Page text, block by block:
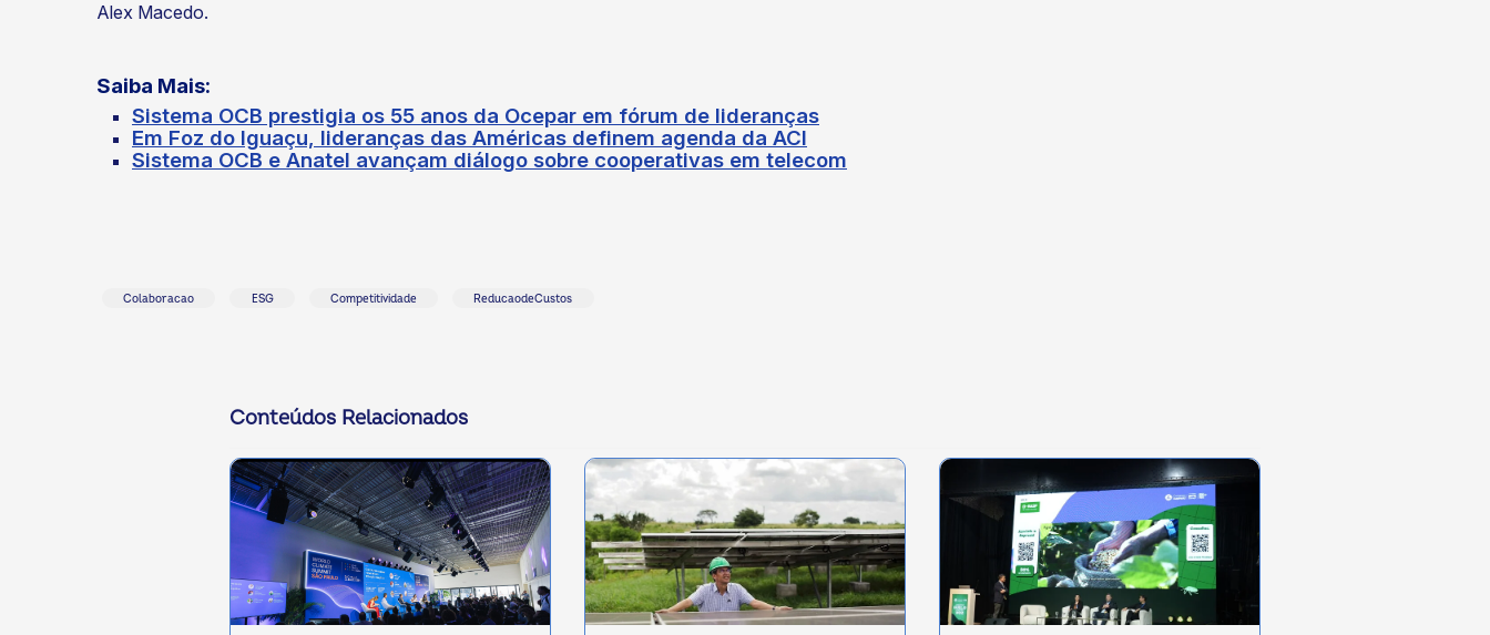
Alex Macedo.
Saiba Mais:
Sistema OCB prestigia os 55 anos da Ocepar em fórum de lideranças
Em Foz do Iguaçu, lideranças das Américas definem agenda da ACI
Sistema OCB e Anatel avançam diálogo sobre cooperativas em telecom
Colaboracao ESG Competitividade ReducaodeCustos
Conteúdos Relacionados